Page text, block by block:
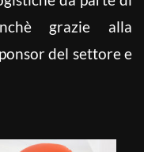
grazie alla
del settore e